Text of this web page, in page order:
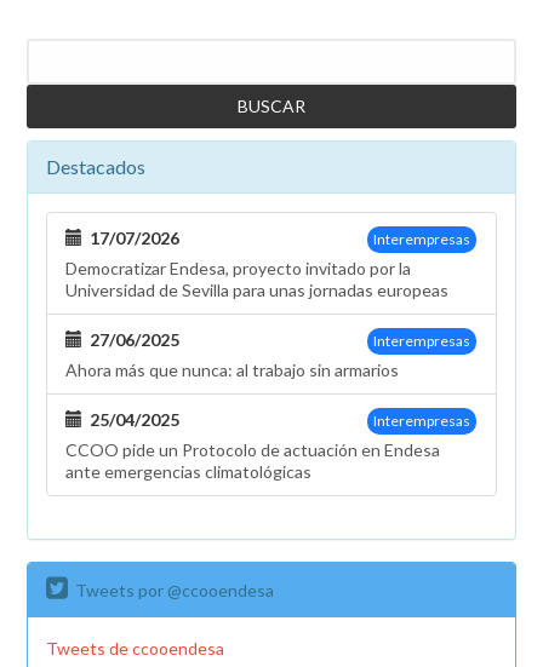
Destacados
Interempresas
17/07/2026
Democratizar Endesa, proyecto invitado por la
Universidad de Sevilla para unas jornadas europeas
Interempresas
27/06/2025
Ahora más que nunca: al trabajo sin armarios
Interempresas
25/04/2025
CCOO pide un Protocolo de actuación en Endesa
ante emergencias climatológicas
Tweets por @ccooendesa
Tweets de ccooendesa